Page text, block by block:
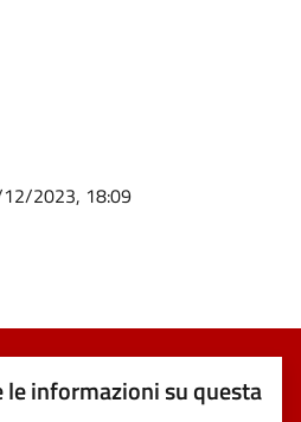
2023, 18:09
le informazioni su questa